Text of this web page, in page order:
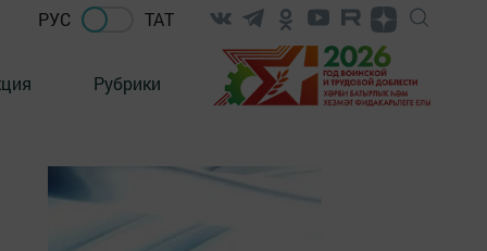
РУС ТАТ
Рубрики